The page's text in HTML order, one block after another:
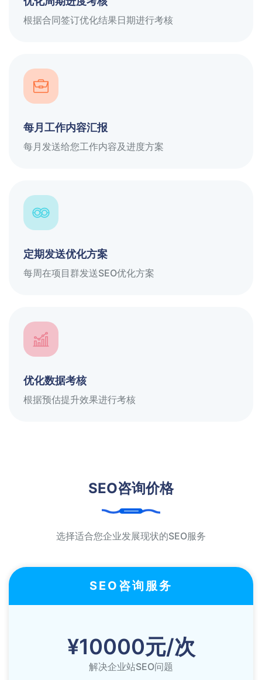
根据合同签订优化结果日期进行考核
每月工作内容汇报
每月发送给您工作内容及进度方案
定期发送优化方案
每周在项目群发送SEO优化方案
优化数据考核
根据预估提升效果进行考核
SEO咨询价格
选择适合您企业发展现状的SEO服务
SEO咨询服务
¥10000元/次
解决企业站SEO问题